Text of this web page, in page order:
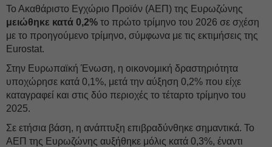
Το Ακαθάριστο Εγχώριο Προϊόν (ΑΕΠ) της Ευρωζώνης
μειώθηκε κατά 0,2% το πρώτο τρίμηνο του 2026 σε σχέση
με το προηγούμενο τρίμηνο, σύμφωνα με τις εκτιμήσεις της
Eurostat.
Στην Ευρωπαϊκή Ένωση, η οικονομική δραστηριότητα
υποχώρησε κατά 0,1%, μετά την αύξηση 0,2% που είχε
καταγραφεί και στις δύο περιοχές το τέταρτο τρίμηνο του
2025.
Σε ετήσια βάση, η ανάπτυξη επιβραδύνθηκε σημαντικά. Το
ΑΕΠ της Ευρωζώνης αυξήθηκε μόλις κατά 0,3%, έναντι